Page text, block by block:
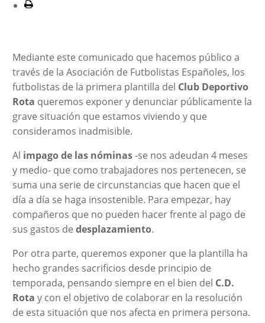
Mediante este comunicado que hacemos público a
través de la Asociación de Futbolistas Españoles, los
futbolistas de la primera plantilla del Club Deportivo
Rota queremos exponer y denunciar públicamente la
grave situación que estamos viviendo y que
consideramos inadmisible.
Al impago de las nóminas-se nos adeudan 4 meses
y medio- que como trabajadores nos pertenecen, se
suma una serie de circunstancias que hacen que el
día a día se haga insostenible. Para empezar, hay
compañeros que no pueden hacer frente al pago de
sus gastos de desplazamiento.
Por otra parte, queremos exponer que la plantilla ha
hecho grandes sacrificios desde principio de
temporada, pensando siempre en el bien del C.D.
Rota y con el objetivo de colaborar en la resolución
de esta situación que nos afecta en primera persona.